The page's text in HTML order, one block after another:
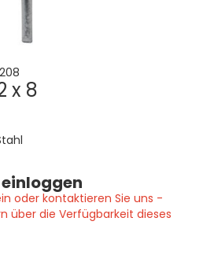
x 8
oder kontaktieren Sie uns -
über die Verfügbarkeit dieses